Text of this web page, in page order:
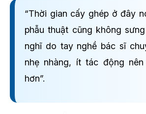
“Thời gian cấy ghép ở đây
phẫu thuật cũng không
nghĩ do tay nghề bác sĩ
nhẹ nhàng, ít tác động nên
hơn”.